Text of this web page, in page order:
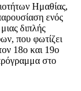
Ημαθίας,
ενός
διπλής
που φωτίζει
18ο και 19ο
στο